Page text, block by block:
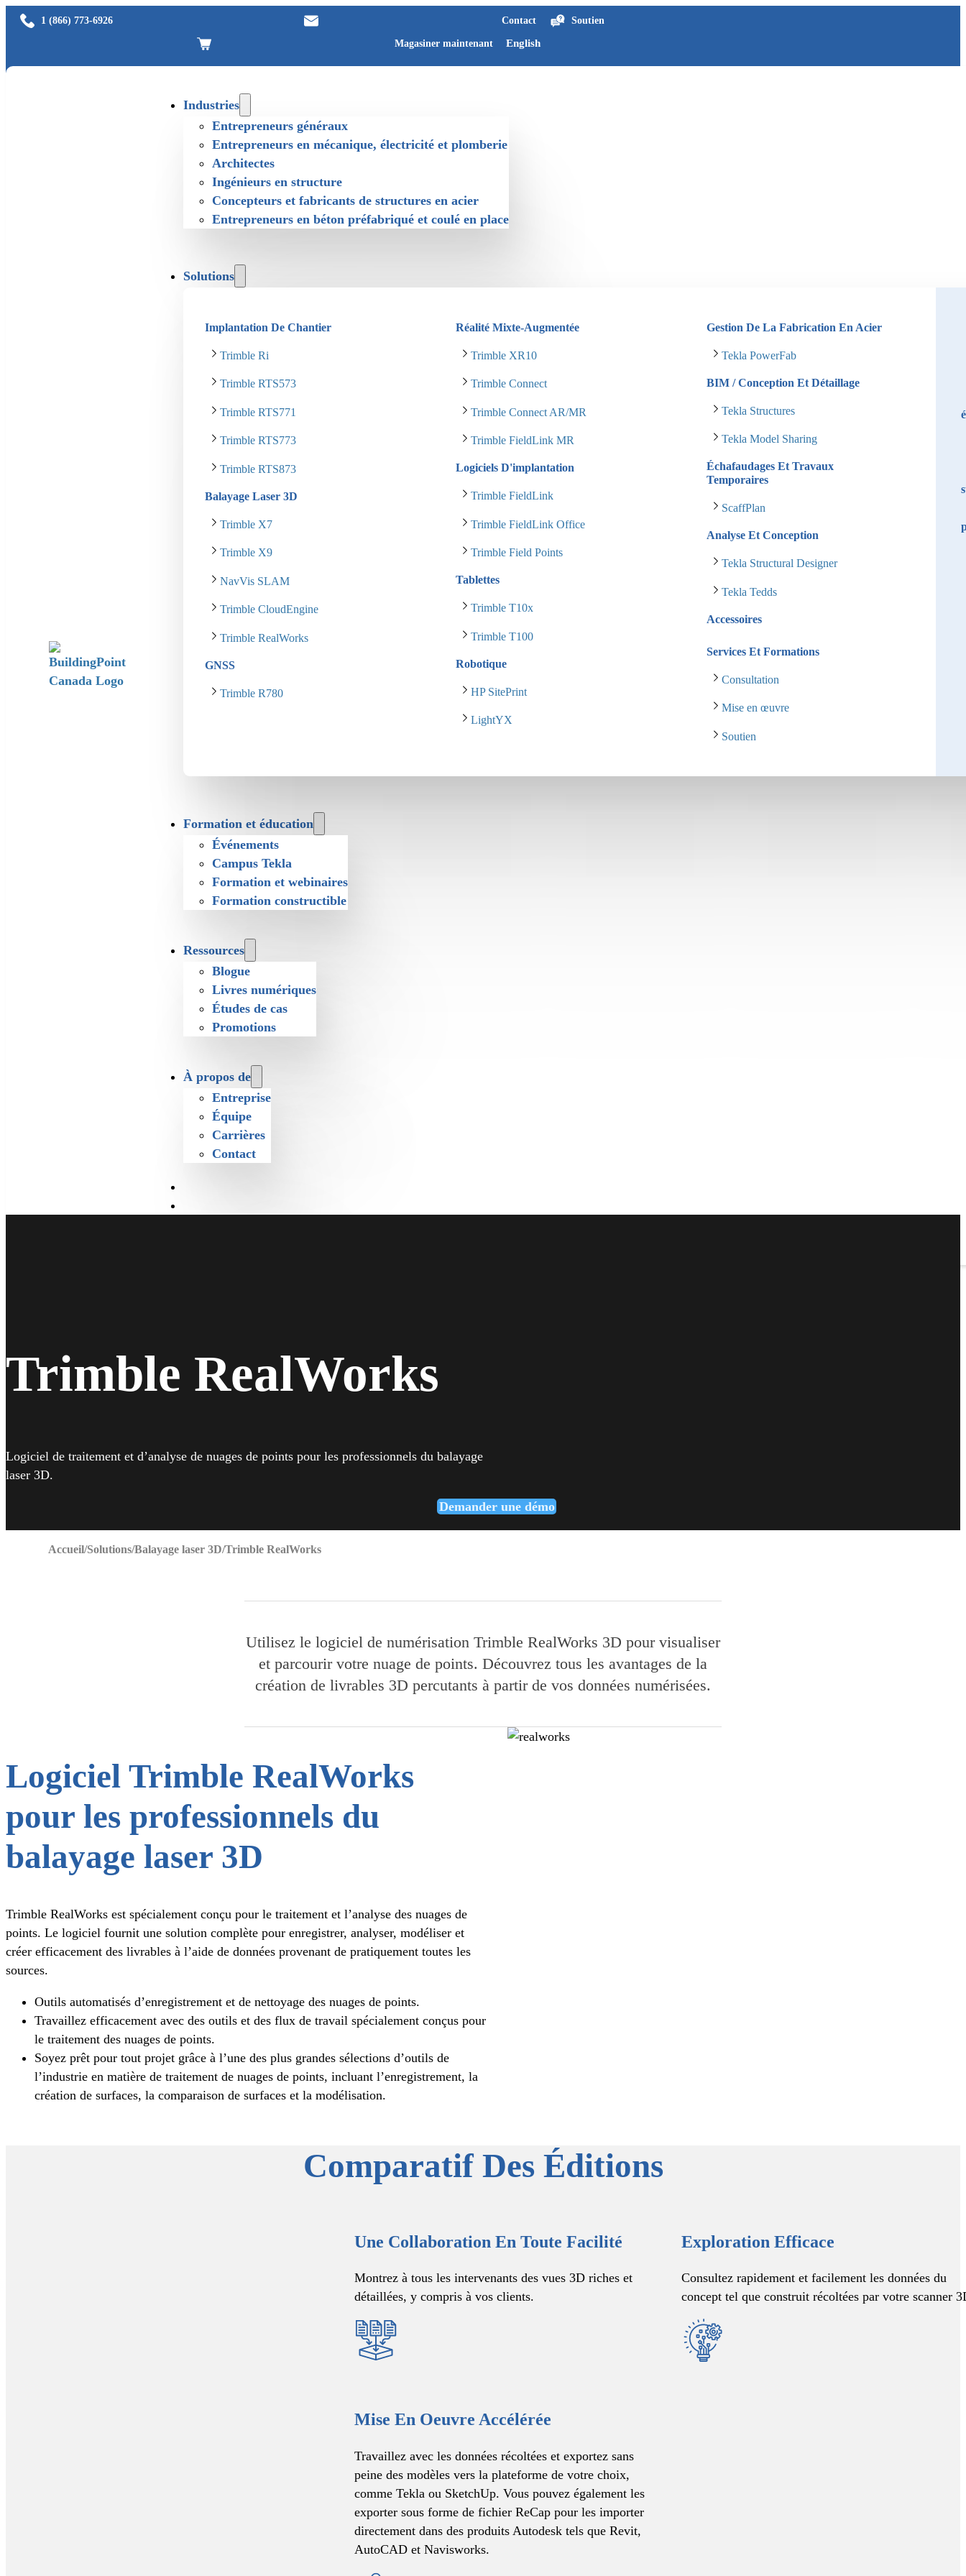
1 (866) 773-6926 Contact Soutien
Magasiner maintenant English
Industries
Entrepreneurs généraux
Entrepreneurs en mécanique, électricité et plomberie
Architectes
Ingénieurs en structure
Concepteurs et fabricants de structures en acier
Entrepreneurs en béton préfabriqué et coulé en place
Solutions
Implantation De Chantier
Trimble Ri
Trimble RTS573
Trimble RTS771
Trimble RTS773
Trimble RTS873
Balayage Laser 3D
Trimble X7
Trimble X9
NavVis SLAM
Trimble CloudEngine
Trimble RealWorks
GNSS
Trimble R780
Réalité Mixte-Augmentée
Trimble XR10
Trimble Connect
Trimble Connect AR/MR
Trimble FieldLink MR
Logiciels D'implantation
Trimble FieldLink
Trimble FieldLink Office
Trimble Field Points
Tablettes
Trimble T10x
Trimble T100
Robotique
HP SitePrint
LightYX
Gestion De La Fabrication En Acier
Tekla PowerFab
BIM / Conception Et Détaillage
Tekla Structures
Tekla Model Sharing
Échafaudages Et Travaux
Temporaires
ScaffPlan
Analyse Et Conception
Tekla Structural Designer
Tekla Tedds
Accessoires
Services Et Formations
Consultation
Mise en œuvre
Soutien
Formation et éducation
Événements
Campus Tekla
Formation et webinaires
Formation constructible
Ressources
Blogue
Livres numériques
Études de cas
Promotions
À propos de
Entreprise
Équipe
Carrières
Contact
Trimble RealWorks
Logiciel de traitement et d’analyse de nuages de points pour les professionnels du balayage
laser 3D.
Demander une démo
Accueil Solutions Balayage laser 3D Trimble RealWorks
Utilisez le logiciel de numérisation Trimble RealWorks 3D pour visualiser
et parcourir votre nuage de points. Découvrez tous les avantages de la
création de livrables 3D percutants à partir de vos données numérisées.
Logiciel Trimble RealWorks
pour les professionnels du
balayage laser 3D
Trimble RealWorks est spécialement conçu pour le traitement et l’analyse des nuages de
points. Le logiciel fournit une solution complète pour enregistrer, analyser, modéliser et
créer efficacement des livrables à l’aide de données provenant de pratiquement toutes les
sources.
Outils automatisés d’enregistrement et de nettoyage des nuages de points.
Travaillez efficacement avec des outils et des flux de travail spécialement conçus pour
le traitement des nuages de points.
Soyez prêt pour tout projet grâce à l’une des plus grandes sélections d’outils de
l’industrie en matière de traitement de nuages de points, incluant l’enregistrement, la
création de surfaces, la comparaison de surfaces et la modélisation.
Comparatif Des Éditions
Une Collaboration En Toute Facilité
Montrez à tous les intervenants des vues 3D riches et
détaillées, y compris à vos clients.
Exploration Efficace
Consultez rapidement et facilement les données du
concept tel que construit récoltées par votre scanner
Mise En Oeuvre Accélérée
Travaillez avec les données récoltées et exportez sans
peine des modèles vers la plateforme de votre choix,
comme Tekla ou SketchUp. Vous pouvez également les
exporter sous forme de fichier ReCap pour les importer
directement dans des produits Autodesk tels que Revit,
AutoCAD et Navisworks.